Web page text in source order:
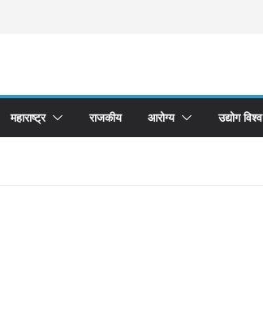
महाराष्ट्र राजकीय आरोग्य उद्योग विश्व